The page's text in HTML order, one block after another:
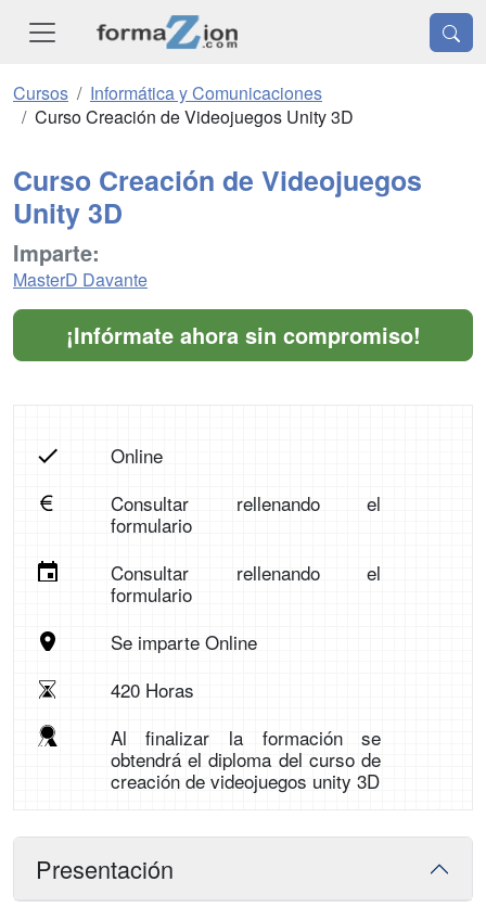
Cursos
Informática y Comunicaciones
Curso Creación de Videojuegos Unity 3D
Curso Creación de Videojuegos
Unity 3D
Imparte:
MasterD Davante
¡Infórmate ahora sin compromiso!
Online
Consultar rellenando el
formulario
Consultar rellenando el
formulario
Se imparte Online
420 Horas
Al finalizar la formación se
obtendrá el diploma del curso de
creación de videojuegos unity 3D
Presentación